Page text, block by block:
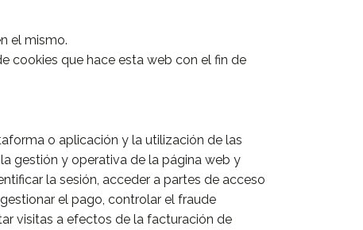
el mismo.
cookies que hace esta web con el fin de
o aplicación y la utilización de las
gestión y operativa de la página web y
la sesión, acceder a partes de acceso
el pago, controlar el fraude
visitas a efectos de la facturación de